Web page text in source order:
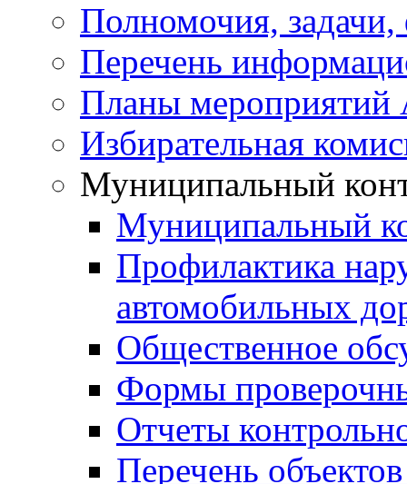
Полномочия,
Перечень
Планы мероприятий
Избирательная
Муниципальный
Муниципальный
Профилактика
автомобильных
Общественное
Формы
Отчеты
Перечень